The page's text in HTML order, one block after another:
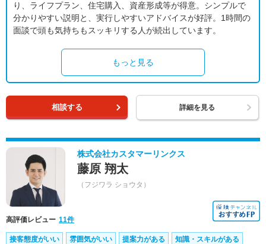
り、ライフプラン、住宅購入、資産形成等が得意。シンプルで
分かりやすい説明と、実行しやすいアドバイスが好評。1時間の
面談で頭も気持ちもスッキリする人が続出しています。
もっと見る
相談する 詳細を見る
株式会社カスタマーリンクス
藤原 翔太
（フジワラ ショウタ）
高評価レビュー 11件
接客態度がいい 雰囲気がいい 提案力がある 知識・スキルがある